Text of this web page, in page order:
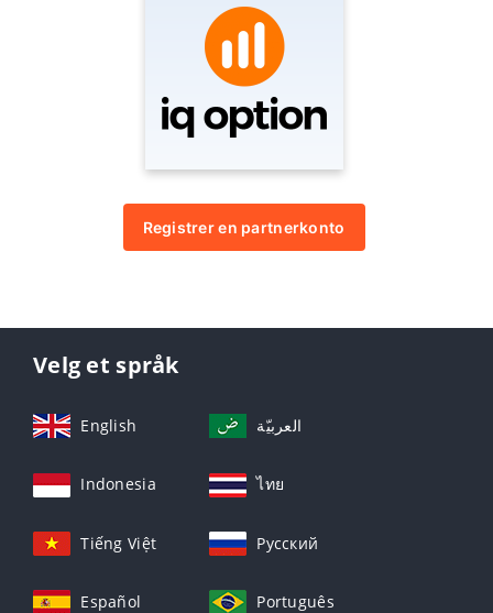
Registrer en partnerkonto
Velg et språk
English العربيّة
Indonesia ไทย
Tiếng Việt Русский
Español Português